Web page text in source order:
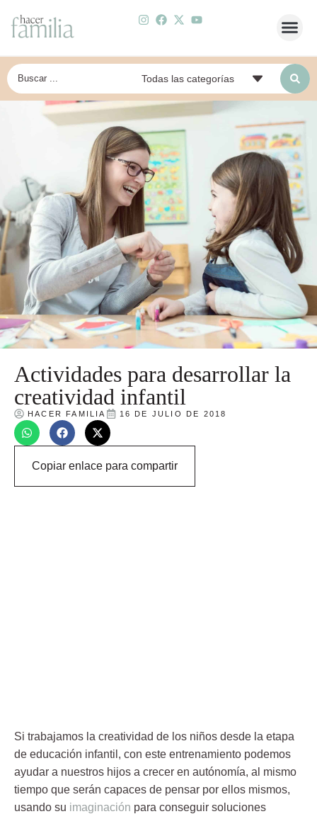
Actividades para desarrollar la
creatividad infantil
HACER FAMILIA 16 DE JULIO DE 2018
Copiar enlace para compartir
Si trabajamos la creatividad de los niños desde la etapa
de educación infantil, con este entrenamiento podemos
ayudar a nuestros hijos a crecer en autónomía, al mismo
tiempo que serán capaces de pensar por ellos mismos,
usando su imaginación para conseguir soluciones